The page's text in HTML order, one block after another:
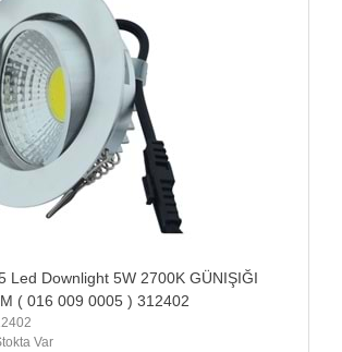
Led Downlight 5W 2700K GÜNIŞIĞI
( 016 009 0005 ) 312402
Var